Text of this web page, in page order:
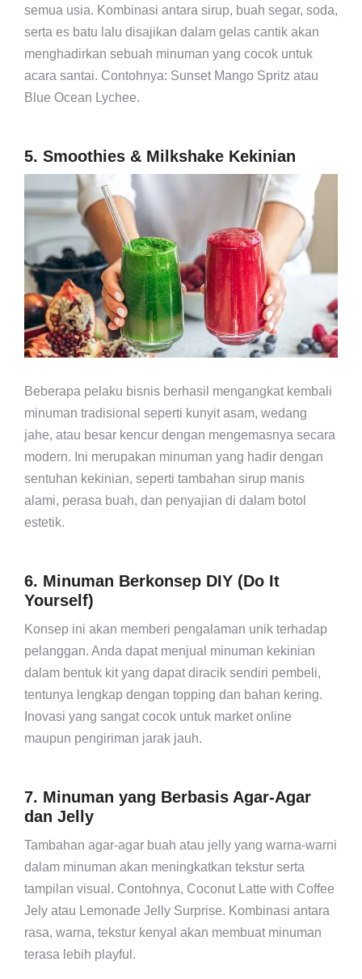
semua usia. Kombinasi antara sirup, buah segar, soda,
serta es batu lalu disajikan dalam gelas cantik akan
menghadirkan sebuah minuman yang cocok untuk
acara santai. Contohnya: Sunset Mango Spritz atau
Blue Ocean Lychee.
5. Smoothies & Milkshake Kekinian
Beberapa pelaku bisnis berhasil mengangkat kembali
minuman tradisional seperti kunyit asam, wedang
jahe, atau besar kencur dengan mengemasnya secara
modern. Ini merupakan minuman yang hadir dengan
sentuhan kekinian, seperti tambahan sirup manis
alami, perasa buah, dan penyajian di dalam botol
estetik.
6. Minuman Berkonsep DIY (Do It
Yourself)
Konsep ini akan memberi pengalaman unik terhadap
pelanggan. Anda dapat menjual minuman kekinian
dalam bentuk kit yang dapat diracik sendiri pembeli,
tentunya lengkap dengan topping dan bahan kering.
Inovasi yang sangat cocok untuk market online
maupun pengiriman jarak jauh.
7. Minuman yang Berbasis Agar-Agar
dan Jelly
Tambahan agar-agar buah atau jelly yang warna-warni
dalam minuman akan meningkatkan tekstur serta
tampilan visual. Contohnya, Coconut Latte with Coffee
Jely atau Lemonade Jelly Surprise. Kombinasi antara
rasa, warna, tekstur kenyal akan membuat minuman
terasa lebih playful.